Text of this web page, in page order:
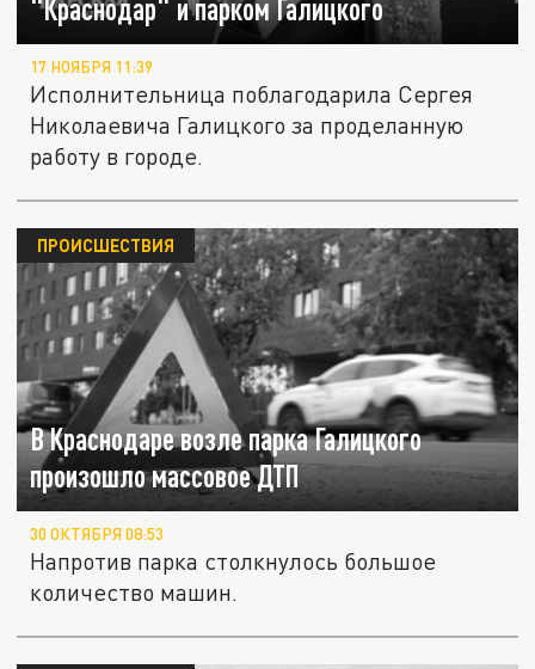
"Краснодар" и парком Галицкого
17 НОЯБРЯ 11:39
Исполнительница поблагодарила Сергея
Николаевича Галицкого за проделанную
работу в городе.
В Краснодаре возле парка Галицкого
произошло массовое ДТП
ПРОИСШЕСТВИЯ
30 ОКТЯБРЯ 08:53
Напротив парка столкнулось большое
количество машин.